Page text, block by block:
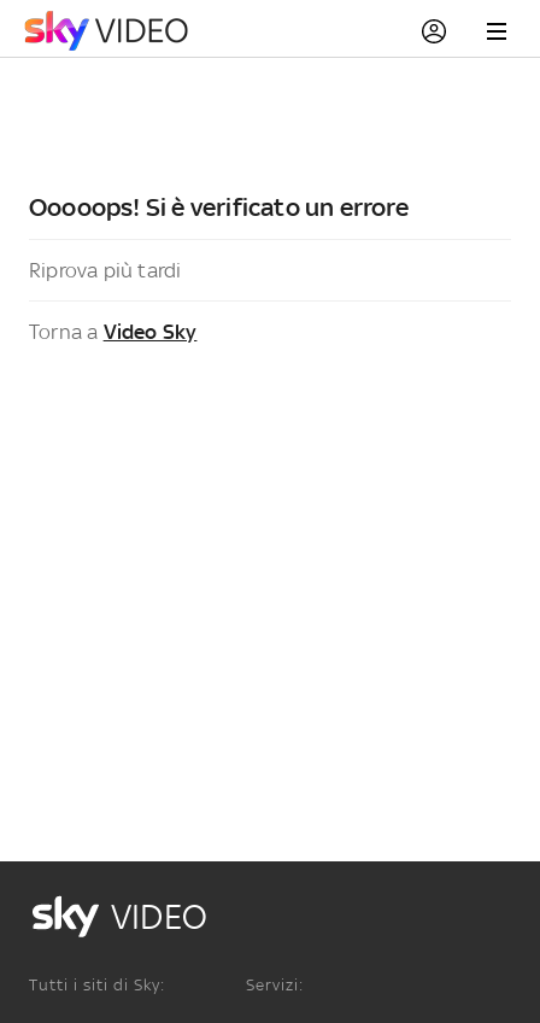
Ooooops! Si è verificato un errore
Riprova più tardi
Torna a Video Sky
VIDEO
Tutti i siti di Sky: Servizi: